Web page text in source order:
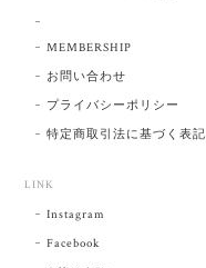
MEMBERSHIP
お問い合わせ
プライバシーポリシー
特定商取引法に基づく表記
LINK
Instagram
Facebook